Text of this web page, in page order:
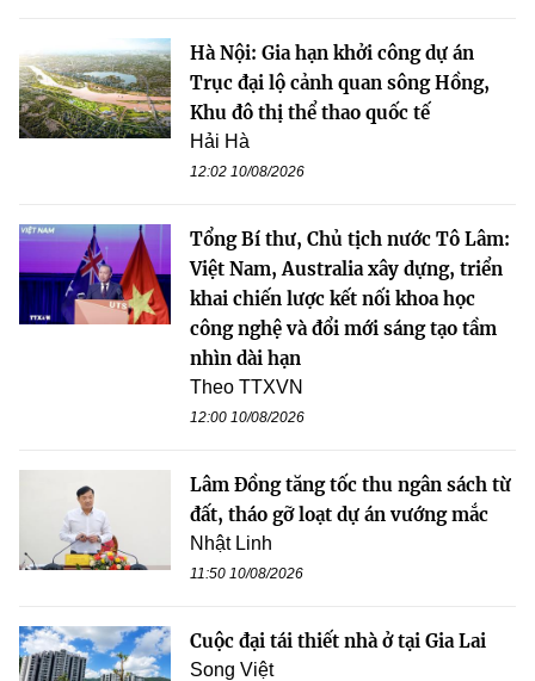
Hà Nội: Gia hạn khởi công dự án
Trục đại lộ cảnh quan sông Hồng,
Khu đô thị thể thao quốc tế
Hải Hà
12:02 10/08/2026
Tổng Bí thư, Chủ tịch nước Tô Lâm:
Việt Nam, Australia xây dựng, triển
khai chiến lược kết nối khoa học
công nghệ và đổi mới sáng tạo tầm
nhìn dài hạn
Theo TTXVN
12:00 10/08/2026
Lâm Đồng tăng tốc thu ngân sách từ
đất, tháo gỡ loạt dự án vướng mắc
Nhật Linh
11:50 10/08/2026
Cuộc đại tái thiết nhà ở tại Gia Lai
Song Việt